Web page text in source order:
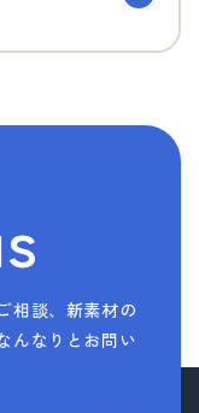
相談、新素材の
んなりとお問い